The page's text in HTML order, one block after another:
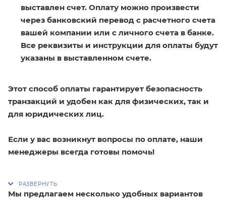
выставлен счет. Оплату можно произвести
через банковский перевод с расчетного счета
вашей компании или с личного счета в банке.
Все реквизиты и инструкции для оплаты будут
указаны в выставленном счете.
Этот способ оплаты гарантирует безопасность
транзакций и удобен как для физических, так и
для юридических лиц.
Если у вас возникнут вопросы по оплате, наши
менеджеры всегда готовы помочь!
Мы предлагаем несколько удобных вариантов